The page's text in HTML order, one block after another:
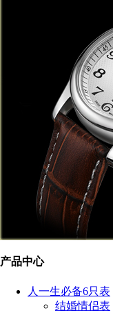
产品中心
人一生必备6只表
结婚情侣表